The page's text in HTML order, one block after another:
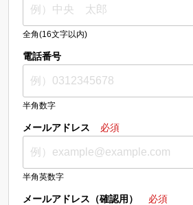
全角(16文字以内)
電話番号
半角数字
メールアドレス 必須
半角英数字
メールアドレス（確認用） 必須